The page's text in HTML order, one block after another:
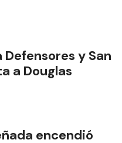
Defensores y San
a Douglas
encendió